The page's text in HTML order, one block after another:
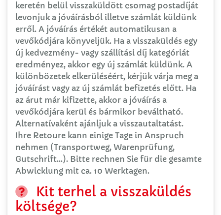
keretén belül visszaküldött csomag postadíját
levonjuk a jóváírásból illetve számlát küldünk
erről. A jóváírás értékét automatikusan a
vevőkódjára könyveljük. Ha a visszaküldés egy
új kedvezmény- vagy szállítási díj kategóriát
eredményez, akkor egy új számlát küldünk. A
különbözetek elkerüléséért, kérjük várja meg a
jóváírást vagy az új számlát befizetés előtt. Ha
az árut már kifizette, akkor a jóváírás a
vevőkódjára kerül és bármikor beváltható.
Alternatívaként ajánljuk a visszautaltatást.
Ihre Retoure kann einige Tage in Anspruch
nehmen (Transportweg, Warenprüfung,
Gutschrift…). Bitte rechnen Sie für die gesamte
Abwicklung mit ca. 10 Werktagen.
Kit terhel a visszaküldés
költsége?